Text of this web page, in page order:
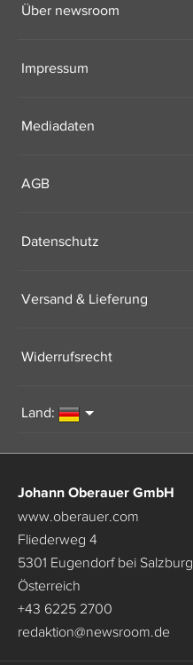
Über newsroom
Impressum
Mediadaten
AGB
Datenschutz
Versand & Lieferung
Widerrufsrecht
Land:
Johann Oberauer GmbH
www.oberauer.com
Fliederweg 4
5301 Eugendorf bei Salzburg
Österreich
+43 6225 2700
redaktion@newsroom.de